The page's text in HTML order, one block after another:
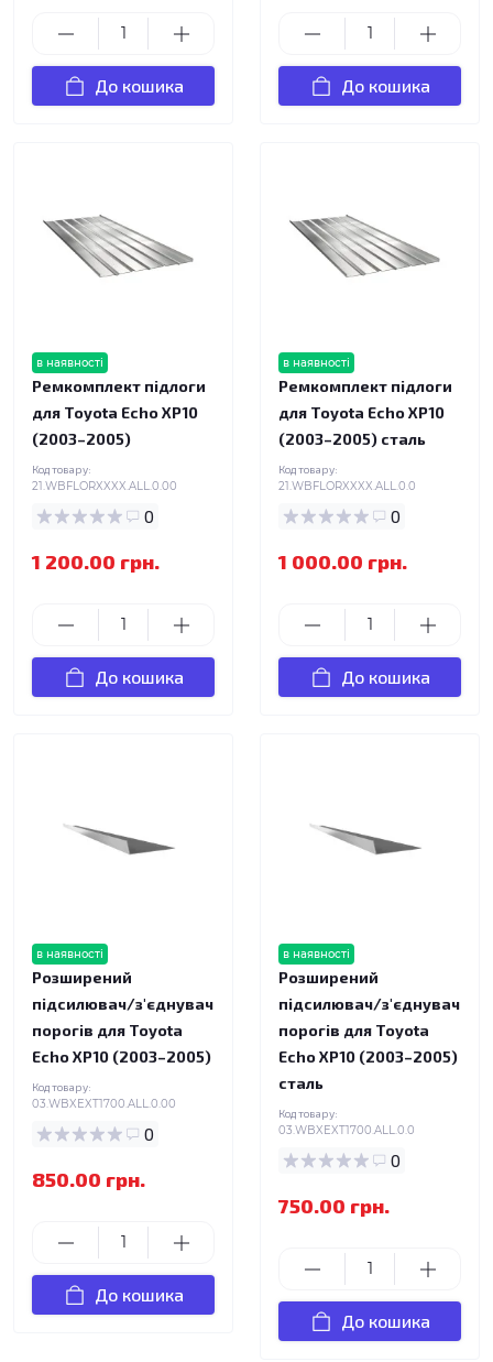
До кошика До кошика
в наявності
Ремкомплект підлоги
для Toyota Echo XP10
(2003–2005)
Код товару:
21.WBFLORXXXX.ALL.0.00
0
1 200.00 грн.
До кошика
в наявності
Ремкомплект підлоги
для Toyota Echo XP10
(2003–2005) сталь
Код товару:
21.WBFLORXXXX.ALL.0.0
0
1 000.00 грн.
До кошика
в наявності
Розширений
підсилювач/з'єднувач
порогів для Toyota
Echo XP10 (2003–2005)
Код товару:
03.WBXEXT1700.ALL.0.00
0
850.00 грн.
До кошика
в наявності
Розширений
підсилювач/з'єднувач
порогів для Toyota
Echo XP10 (2003–2005)
сталь
Код товару:
03.WBXEXT1700.ALL.0.0
0
750.00 грн.
До кошика